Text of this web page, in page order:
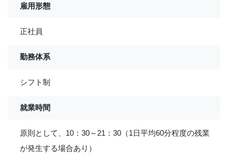
雇用形態
正社員
勤務体系
シフト制
就業時間
原則として、10：30～21：30（1日平均60分程度の残業
が発生する場合あり）